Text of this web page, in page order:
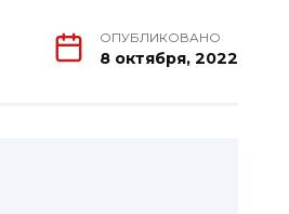
ОПУБЛИКОВАНО
8 октября, 2022